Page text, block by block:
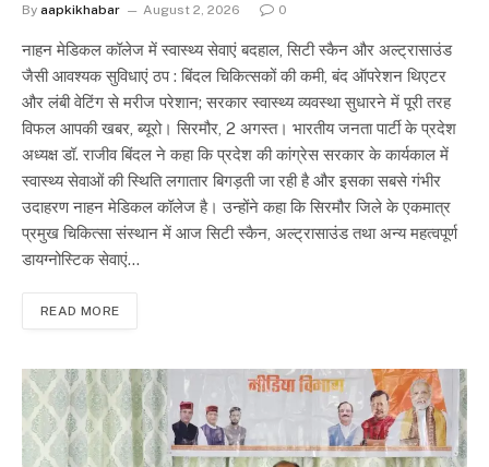
By aapkikhabar August 2, 2026 0
नाहन मेडिकल कॉलेज में स्वास्थ्य सेवाएं बदहाल, सिटी स्कैन और अल्ट्रासाउंड
जैसी आवश्यक सुविधाएं ठप : बिंदल चिकित्सकों की कमी, बंद ऑपरेशन थिएटर
और लंबी वेटिंग से मरीज परेशान; सरकार स्वास्थ्य व्यवस्था सुधारने में पूरी तरह
विफल आपकी खबर, ब्यूरो। सिरमौर, 2 अगस्त। भारतीय जनता पार्टी के प्रदेश
अध्यक्ष डॉ. राजीव बिंदल ने कहा कि प्रदेश की कांग्रेस सरकार के कार्यकाल में
स्वास्थ्य सेवाओं की स्थिति लगातार बिगड़ती जा रही है और इसका सबसे गंभीर
उदाहरण नाहन मेडिकल कॉलेज है। उन्होंने कहा कि सिरमौर जिले के एकमात्र
प्रमुख चिकित्सा संस्थान में आज सिटी स्कैन, अल्ट्रासाउंड तथा अन्य महत्वपूर्ण
डायग्नोस्टिक सेवाएं…
READ MORE